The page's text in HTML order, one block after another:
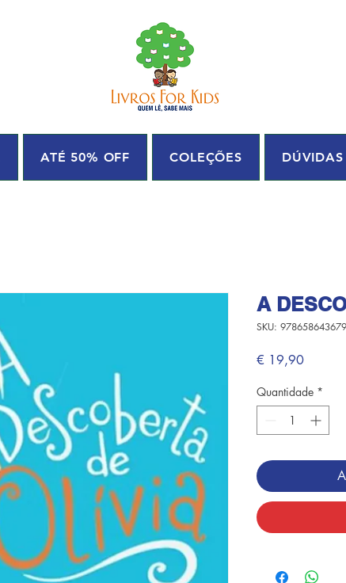
ATÉ 50% OFF COLEÇÕES DÚVIDAS
A
SKU:
€ 19,90Preço
Quantidade *